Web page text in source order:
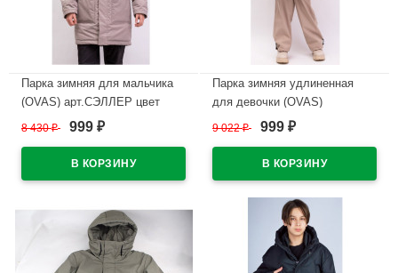
Парка зимняя для мальчика
(OVAS) арт.СЭЛЛЕР цвет
8 430₽ 999 ₽
Парка зимняя удлиненная
для девочки (OVAS)
арт.МИРА цвет карамель
9 022₽ 999 ₽